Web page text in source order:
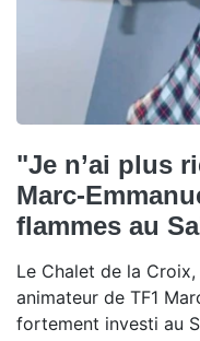
"Je n’ai plus
Marc-
flammes au
Le Chalet de la
animateur de TF1
fortement investi au